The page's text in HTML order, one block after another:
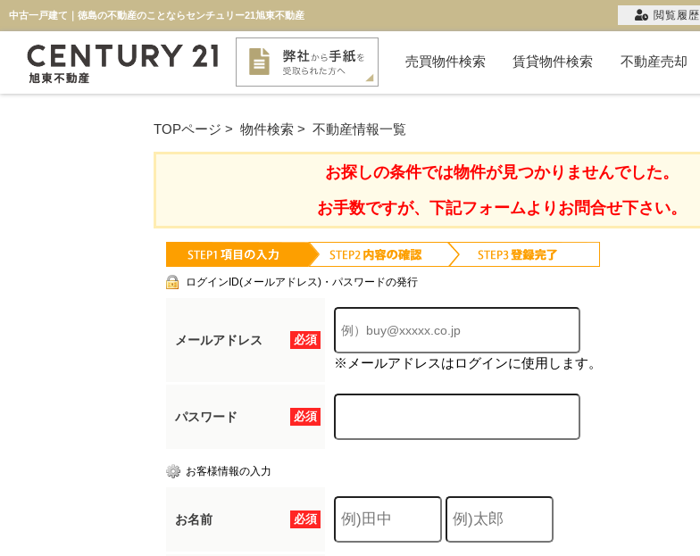
中古一戸建て｜徳島の不動産のことならセンチュリー21旭東不動産
売買物件検索 賃貸物件検索 不動産売却
TOPページ > 物件検索 > 不動産情報一覧
お探しの条件では物件が見つかりませんでした。
お手数ですが、下記フォームよりお問合せ下さい。
ログインID(メールアドレス)・パスワードの発行
必須
メールアドレス
※メールアドレスはログインに使用します。
必須
パスワード
お客様情報の入力
必須
お名前
閲覧履歴